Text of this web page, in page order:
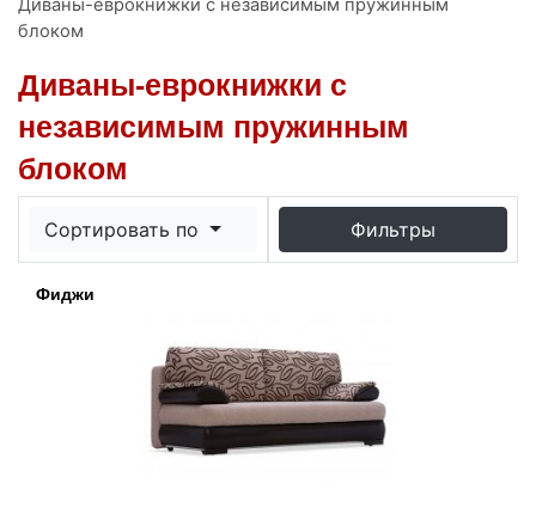
Диваны-еврокнижки с независимым пружинным
блоком
Диваны-еврокнижки с
независимым пружинным
блоком
Сортировать по Фильтры
Фиджи